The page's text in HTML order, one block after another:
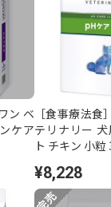
ン ベ
ケア
［食事療法食
テリナリー
ト チキン 小粒
¥8,228